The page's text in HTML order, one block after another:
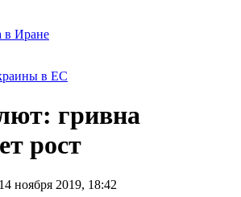
в Иране
в ЕС
гривна
рост
ноября 2019, 18:42